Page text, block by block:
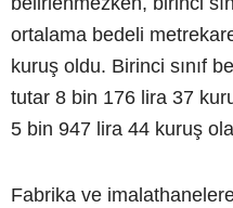
ortalama bedeli
kuruş oldu. Birinci sınıf
tutar 8 bin 176 lira 37
5 bin 947 lira 44 kuruş
Fabrika ve